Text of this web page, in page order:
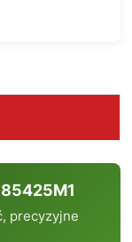
precyzyjne